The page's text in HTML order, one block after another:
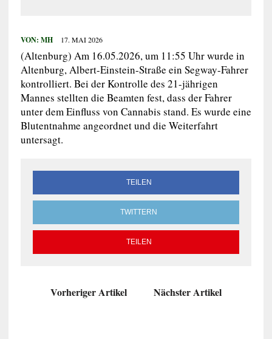
VON: MH 17. MAI 2026
(Altenburg) Am 16.05.2026, um 11:55 Uhr wurde in
Altenburg, Albert-Einstein-Straße ein Segway-Fahrer
kontrolliert. Bei der Kontrolle des 21-jährigen
Mannes stellten die Beamten fest, dass der Fahrer
unter dem Einfluss von Cannabis stand. Es wurde eine
Blutentnahme angeordnet und die Weiterfahrt
untersagt.
TEILEN
TWITTERN
TEILEN
Vorheriger Artikel Nächster Artikel